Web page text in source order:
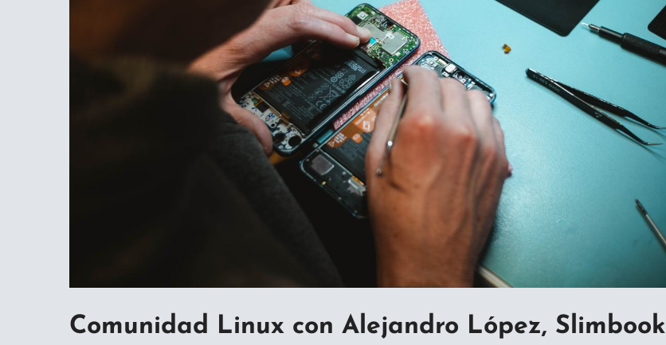
Comunidad Linux con Alejandro López, Slimbook